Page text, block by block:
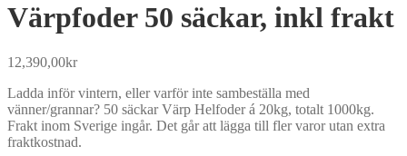
Värpfoder 50 säckar, inkl frakt
12,390,00kr
Ladda inför vintern, eller varför inte sambeställa med
vänner/grannar? 50 säckar Värp Helfoder á 20kg, totalt 1000kg.
Frakt inom Sverige ingår. Det går att lägga till fler varor utan extra
fraktkostnad.